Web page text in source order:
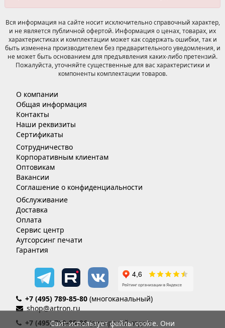
Вся информация на сайте носит исключительно справочный характер,
и не является публичной офертой. Информация о ценах, товарах, их
характеристиках и комплектации может как содержать ошибки, так и
быть изменена производителем без предварительного уведомления, и
не может быть основанием для предъявления каких-либо претензий.
Пожалуйста, уточняйте существенные для вас характеристики и
компоненты комплектации товаров.
О компании
Общая информация
Контакты
Наши реквизиты
Сертификаты
Сотрудничество
Корпоративным клиентам
Оптовикам
Вакансии
Соглашение о конфиденциальности
Обслуживание
Доставка
Оплата
Сервис центр
Аутсорсинг печати
Гарантия
+7 (495) 789-85-80 (многоканальный)
shop@artron.ru
+7 (495) 789-85-86(дилерский отдел)
Сайт использует файлы cookie. Они